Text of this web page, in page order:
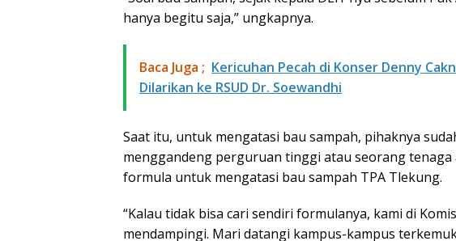
hanya begitu saja,” ungkapnya.
Baca Juga ; Kericuhan Pecah di Konser Denny
Dilarikan ke RSUD Dr. Soewandhi
Saat itu, untuk mengatasi bau sampah, pihaknya
menggandeng perguruan tinggi atau seorang tenaga
formula untuk mengatasi bau sampah TPA Tlekung.
“Kalau tidak bisa cari sendiri formulanya, kami di
mendampingi. Mari datangi kampus-kampus